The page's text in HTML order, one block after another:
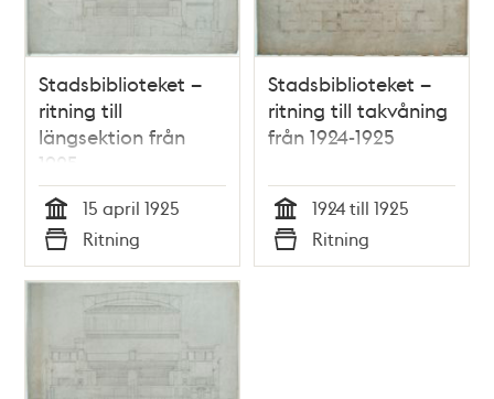
Stadsbiblioteket –
ritning till
längsektion från
1925
Tid
15 april 1925
Typ
Ritning
Stadsbiblioteket –
ritning till takvåning
från 1924-1925
Tid
1924 till 1925
Typ
Ritning